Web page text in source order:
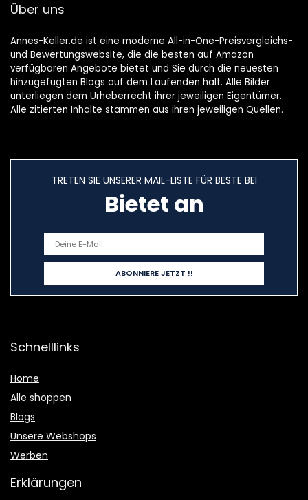
Über uns
Annes-Keller.de ist eine moderne All-in-One-Preisvergleichs-
und Bewertungswebsite, die die besten auf Amazon
verfügbaren Angebote bietet und Sie durch die neuesten
hinzugefügten Blogs auf dem Laufenden hält. Alle Bilder
unterliegen dem Urheberrecht ihrer jeweiligen Eigentümer.
Alle zitierten Inhalte stammen aus ihren jeweiligen Quellen.
TRETEN SIE UNSERER MAIL-LISTE FÜR BESTE BEI
Bietet an
Schnelllinks
Home
Alle shoppen
Blogs
Unsere Webshops
Werben
Erklärungen